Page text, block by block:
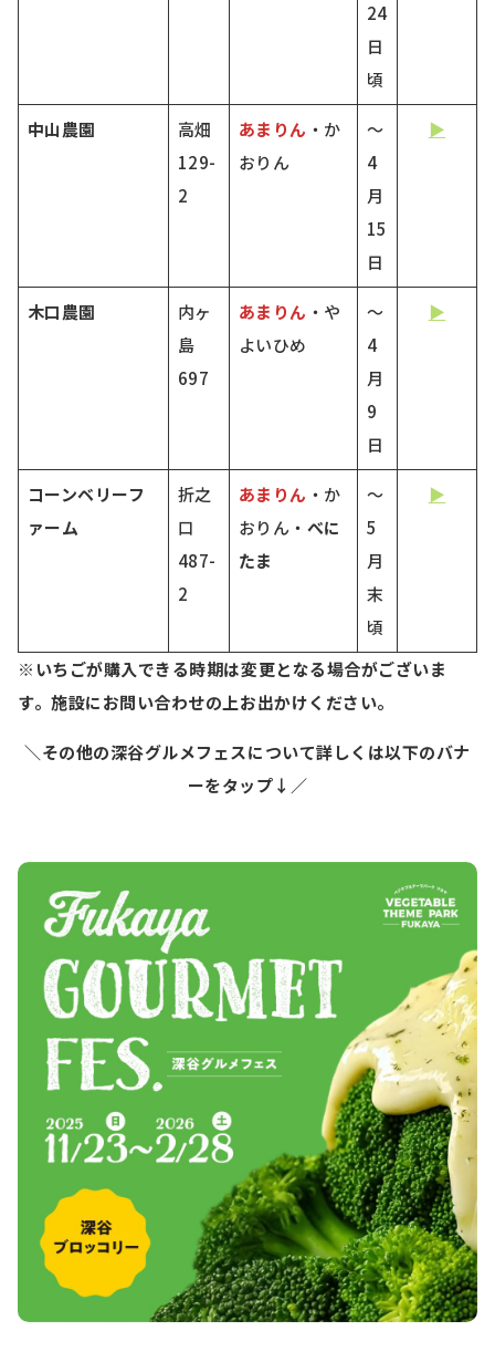
24
日
頃
中山農園
高畑
129-
2
あまりん ・か
おりん
～
4
月
15
日
▶
木口農園
内ヶ
島
697
あまりん ・や
よいひめ
～
4
月
9
日
▶
コーンベリーフ
ァーム
折之
口
487-
2
あまりん ・か
おりん・ べに
たま
～
5
月
末
頃
▶
※いちごが購入できる時期は変更となる場合がございま
す。施設にお問い合わせの上お出かけください。
＼その他の深谷グルメフェスについて詳しくは以下のバナ
ーをタップ↓／